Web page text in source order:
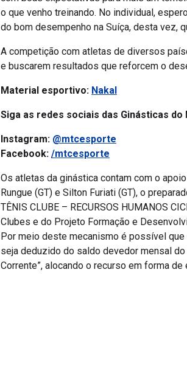
o que venho treinando. No individual,
do bom desempenho na Suíça, desta vez,
A competição com atletas de diversos
e buscarem resultados que reforcem o
Material esportivo: Nakal
Siga as redes sociais das Ginásticas do
Instagram: @mtcesporte
Facebook: /mtcesporte
Os atletas da ginástica contam com o
Rungue (GT) e Silton Furiati (GT), o
TÊNIS CLUBE – RECURSOS HUMANOS
Clubes e do Projeto Formação e
Por meio deste mecanismo é possível
seja deduzido do saldo devedor mensal
Corrente”, alocando o recurso em forma